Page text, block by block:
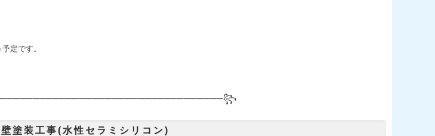
定です。
───────────꧂
塗装工事(水性セラミシリコン)